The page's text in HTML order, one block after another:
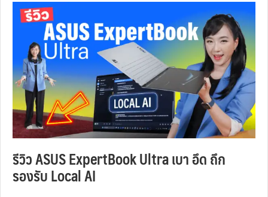
รีวิว ASUS ExpertBook Ultra เบา อึด ถึก
รองรับ Local AI